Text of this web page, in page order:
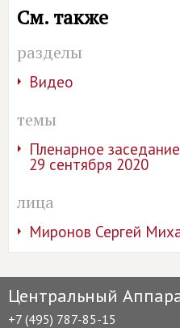
См. также
разделы
Видео
темы
Пленарное
29 сентября 2020
лица
Миронов Сергей
Центральный
+7 (495) 787-85-15